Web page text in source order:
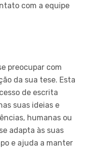
com a equipe
preocupar com
da sua tese. Esta
de escrita
suas ideias e
humanas ou
adapta às suas
e ajuda a manter